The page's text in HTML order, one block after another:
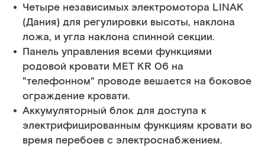
Четыре независимых электромотора LINAK
(Дания) для регулировки высоты, наклона
ложа, и угла наклона спинной секции.
Панель управления всеми функциями
родовой кровати MET KR 06 на
"телефонном" проводе вешается на боковое
ограждение кровати.
Аккумуляторный блок для доступа к
электрифицированным функциям кровати во
время перебоев с электроснабжением.